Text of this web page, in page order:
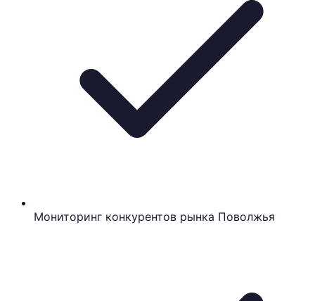
Мониторинг конкурентов рынка Поволжья